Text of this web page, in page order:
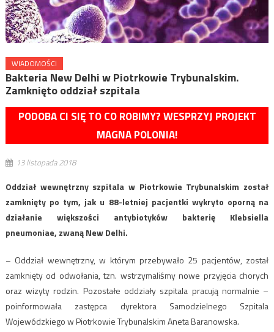
WIADOMOŚCI
Bakteria New Delhi w Piotrkowie Trybunalskim.
Zamknięto oddział szpitala
PODOBA CI SIĘ TO CO ROBIMY? WESPRZYJ PROJEKT
MAGNA POLONIA!
13 listopada 2018
Oddział wewnętrzny szpitala w Piotrkowie Trybunalskim został
zamknięty po tym, jak u 88-letniej pacjentki wykryto oporną na
działanie większości antybiotyków bakterię Klebsiella
pneumoniae, zwaną New Delhi.
– Oddział wewnętrzny, w którym przebywało 25 pacjentów, został
zamknięty od odwołania, tzn. wstrzymaliśmy nowe przyjęcia chorych
oraz wizyty rodzin. Pozostałe oddziały szpitala pracują normalnie –
poinformowała zastępca dyrektora Samodzielnego Szpitala
Wojewódzkiego w Piotrkowie Trybunalskim Aneta Baranowska.